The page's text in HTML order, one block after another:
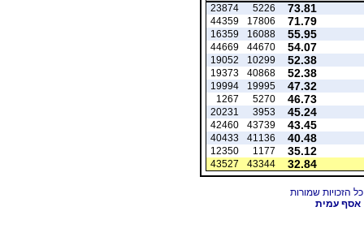
73.81
5226
23874
71.79
17806
44359
55.95
16088
16359
54.07
44670
44669
52.38
10299
19052
52.38
40868
19373
47.32
19995
19994
46.73
5270
1267
45.24
3953
20231
43.45
43739
42460
40.48
41136
40433
35.12
1177
12350
32.84
43344
43527
אסף עמית